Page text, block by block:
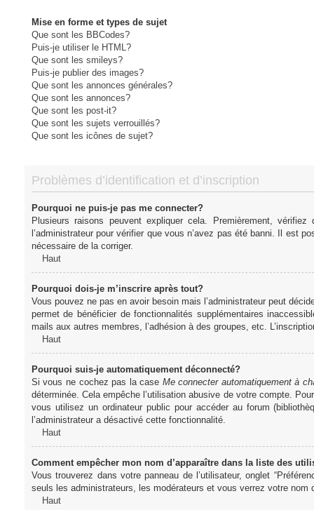
Mise en forme et types de sujet
Que sont les BBCodes?
Puis-je utiliser le HTML?
Que sont les smileys?
Puis-je publier des images?
Que sont les annonces générales?
Que sont les annonces?
Que sont les post-it?
Que sont les sujets verrouillés?
Que sont les icônes de sujet?
Problèmes d’identification et d’inscription
Pourquoi ne puis-je pas me connecter?
Plusieurs raisons peuvent expliquer cela. Premièrement,
l’administrateur pour vérifier que vous n’avez pas été banni. Il est
nécessaire de la corriger.
Haut
Pourquoi dois-je m’inscrire après tout?
Vous pouvez ne pas en avoir besoin mais l’administrateur peut
permet de bénéficier de fonctionnalités supplémentaires
mails aux autres membres, l’adhésion à des groupes, etc.
Haut
Pourquoi suis-je automatiquement déconnecté?
Si vous ne cochez pas la case Me connecter automatiquement à
déterminée. Cela empêche l’utilisation abusive de votre compte.
vous utilisez un ordinateur public pour accéder au forum
l’administrateur a désactivé cette fonctionnalité.
Haut
Comment empêcher mon nom d’apparaître dans la liste des
Vous trouverez dans votre panneau de l’utilisateur, onglet
seuls les administrateurs, les modérateurs et vous verrez votre
Haut